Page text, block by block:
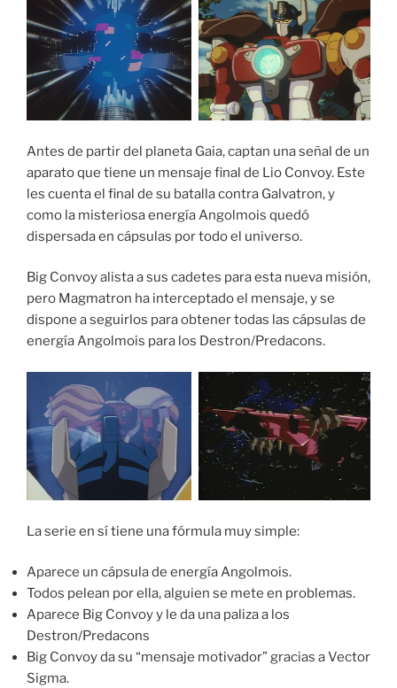
Antes de partir del planeta Gaia, captan una señal de un
aparato que tiene un mensaje final de Lio Convoy. Este
les cuenta el final de su batalla contra Galvatron, y
como la misteriosa energía Angolmois quedó
dispersada en cápsulas por todo el universo.
Big Convoy alista a sus cadetes para esta nueva misión,
pero Magmatron ha interceptado el mensaje, y se
dispone a seguirlos para obtener todas las cápsulas de
energía Angolmois para los Destron/Predacons.
La serie en sí tiene una fórmula muy simple:
Aparece un cápsula de energía Angolmois.
Todos pelean por ella, alguien se mete en problemas.
Aparece Big Convoy y le da una paliza a los
Destron/Predacons
Big Convoy da su “mensaje motivador” gracias a Vector
Sigma.